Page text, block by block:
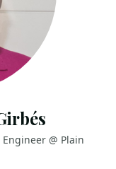
@ Plain